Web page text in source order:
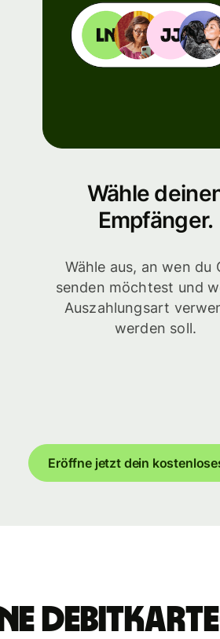
Wähle
Empfänger.
Wähle aus, an wen du
senden möchtest und
Auszahlungsart
werden soll.
Eröffne jetzt dein